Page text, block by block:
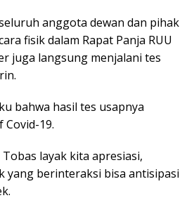
anggota dewan dan pihak
fisik dalam Rapat Panja RUU
juga langsung menjalani tes
bahwa hasil tes usapnya
19.
layak kita apresiasi,
yang berinteraksi bisa antisipasi